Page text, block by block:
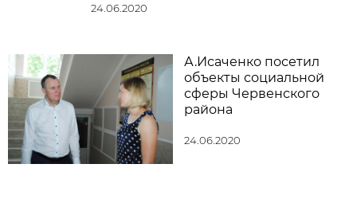
24.06.2020
А.Исаченко посетил
объекты социальной
сферы Червенского
района
24.06.2020